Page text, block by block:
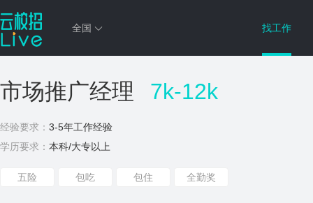
全国 找工作
市场推广经理 7k-12k
经验要求： 3-5年工作经验
学历要求： 本科/大专以上
五险 包吃 包住 全勤奖